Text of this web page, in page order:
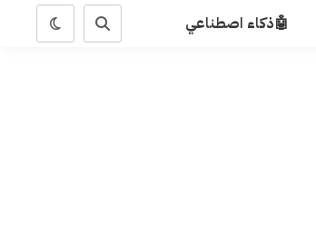
🤖ذكاء اصطناعي